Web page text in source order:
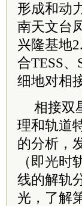
形成和动
南天文台
兴隆基地
合TESS
细地对相
相接双
理和轨道
的分析，
（即光
线的解轨
光，了解